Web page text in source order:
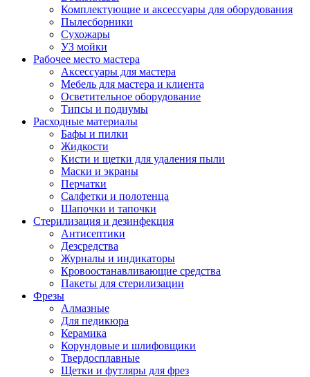
Комплектующие и аксессуары для оборудования
Пылесборники
Сухожары
УЗ мойки
Рабочее место мастера
Аксессуары для мастера
Мебель для мастера и клиента
Осветительное оборудование
Типсы и подиумы
Расходные материалы
Бафы и пилки
Жидкости
Кисти и щетки для удаления пыли
Маски и экраны
Перчатки
Салфетки и полотенца
Шапочки и тапочки
Стерилизация и дезинфекция
Антисептики
Дезсредства
Журналы и индикаторы
Кровоостанавливающие средства
Пакеты для стерилизации
Фрезы
Алмазные
Для педикюра
Керамика
Корундовые и шлифовщики
Твердосплавные
Щетки и футляры для фрез